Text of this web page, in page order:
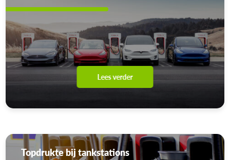
Lees verder
Topdrukte bij tankstations